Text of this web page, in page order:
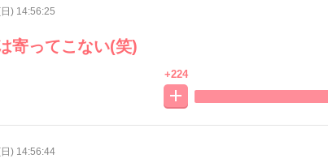
) 14:56:25
寄ってこない(笑)
+224
) 14:56:44